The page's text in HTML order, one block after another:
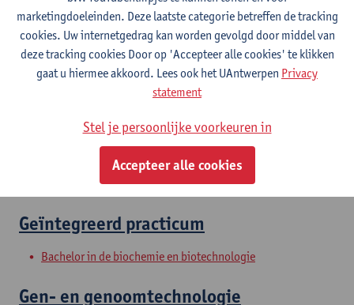
Bachelor in de bio-ingenieurswetenschappen
Bachelor in de bio-ingenieurswetenschappen
Bachelor in de bio-ingenieurswetenschappen
Bachelor in de bio-ingenieurswetenschappen
Moleculaire biologie
Bachelor in de biochemie en biotechnologie
Geïntegreerd practicum
Bachelor in de biochemie en biotechnologie
Gen- en genoomtechnologie
marketingdoeleinden. Deze laatste categorie betreffen de tracking
cookies. Uw internetgedrag kan worden gevolgd door middel van
deze tracking cookies Door op 'Accepteer alle cookies' te klikken
gaat u hiermee akkoord. Lees ook het UAntwerpen Privacy
statement
Stel je persoonlijke voorkeuren in
Accepteer alle cookies